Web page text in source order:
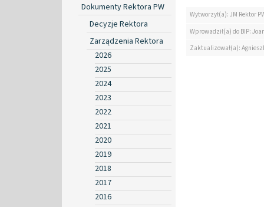
Dokumenty Rektora PW
Decyzje Rektora
Zarządzenia Rektora
2026
2025
2024
2023
2022
2021
2020
2019
2018
2017
2016
Wytworzył(a): JM Rektor
Wprowadził(a) do BIP:
Zaktualizował(a):